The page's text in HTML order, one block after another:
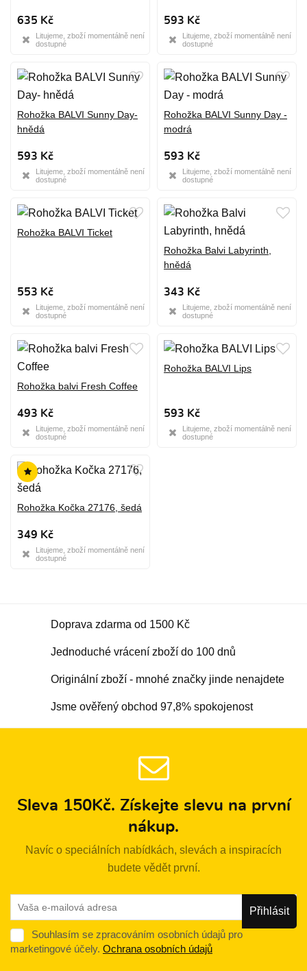
635 Kč
Litujeme, zboží momentálně není
dostupné
593 Kč
Litujeme, zboží momentálně není
dostupné
Rohožka BALVI Sunny Day-
hnědá
593 Kč
Litujeme, zboží momentálně není
dostupné
Rohožka BALVI Sunny Day -
modrá
593 Kč
Litujeme, zboží momentálně není
dostupné
Rohožka BALVI Ticket
553 Kč
Litujeme, zboží momentálně není
dostupné
Rohožka Balvi Labyrinth,
hnědá
343 Kč
Litujeme, zboží momentálně není
dostupné
Rohožka balvi Fresh Coffee
493 Kč
Litujeme, zboží momentálně není
dostupné
Rohožka BALVI Lips
593 Kč
Litujeme, zboží momentálně není
dostupné
Rohožka Kočka 27176, šedá
349 Kč
Litujeme, zboží momentálně není
dostupné
Doprava zdarma od 1500 Kč
Jednoduché vrácení zboží do 100 dnů
Originální zboží - mnohé značky jinde nenajdete
Jsme ověřený obchod 97,8% spokojenost
Sleva 150Kč. Získejte slevu na první
nákup.
Navíc o speciálních nabídkách, slevách a inspiracích
budete vědět první.
Souhlasím se zpracováním osobních údajů pro
marketingové účely. Ochrana osobních údajů